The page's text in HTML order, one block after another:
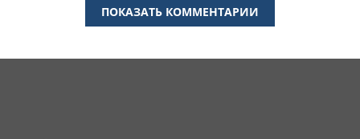
ПОКАЗАТЬ КОММЕНТАРИИ